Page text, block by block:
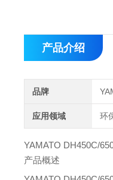
产品介绍
品牌
应用领域 环
YAMATO DH450C/
产品概述